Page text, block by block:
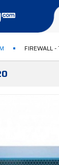
FIREWALL